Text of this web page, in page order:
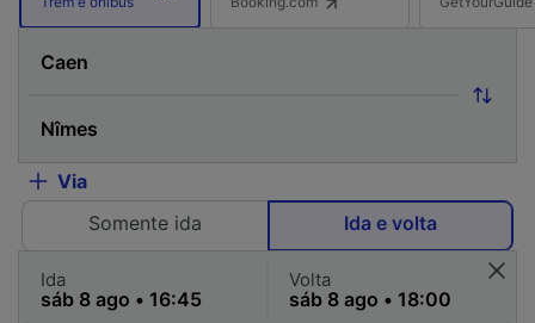
Via
Somente ida
Ida e volta
Ida Volta